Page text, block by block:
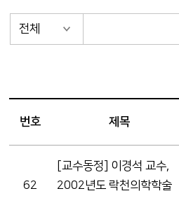
번호 제목
62
[교수동정] 이경석 교수,
2002년도 락천의학학술